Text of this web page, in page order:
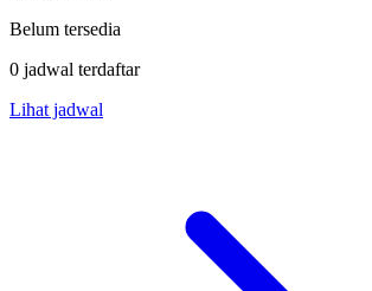
Belum tersedia
0 jadwal terdaftar
Lihat jadwal